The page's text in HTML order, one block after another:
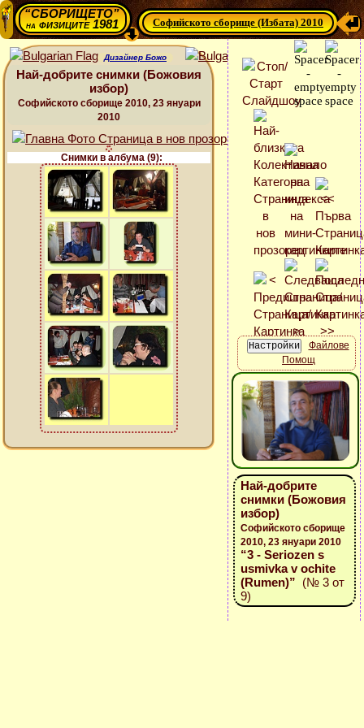
“СБОРИЩЕТО”
нафизиците 1981 Софийското сборище (Избата) 2010
Дизайнер Божо
Най-добрите снимки (Божовия
избор)
Софийското сборище 2010, 23 януари
2010
Снимки в албума (9):
Файлове
Помощ
Най-добрите
снимки (Божовия
избор)
Софийското сборище
2010, 23 януари 2010
“3 - Seriozen s
usmivka v ochite
(Rumen)” (№ 3 от
9)